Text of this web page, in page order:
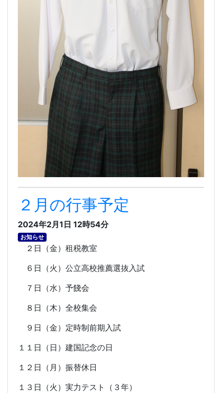
２月の行事予定
2024年2月1日 12時54分
お知らせ
２日（金）租税教室
６日（火）公立高校推薦選抜入試
７日（水）予餞会
８日（木）全校集会
９日（金）定時制前期入試
１１日（日）建国記念の日
１２日（月）振替休日
１３日（火）実力テスト（３年）